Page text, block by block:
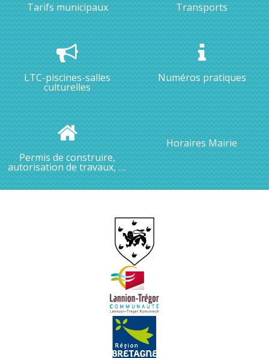
Tarifs municipaux Transports
LTC-piscines-salles
culturelles
Numéros pratiques
Permis de construire,
autorisation de travaux, ….
Horaires Mairie